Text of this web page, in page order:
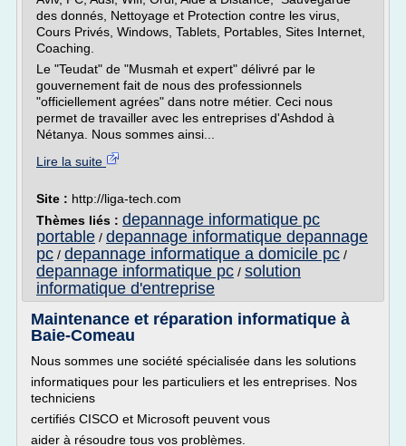
des donnés, Nettoyage et Protection contre les virus,
Cours Privés, Windows, Tablets, Portables, Sites Internet,
Coaching.
Le "Teudat" de "Musmah et expert" délivré par le
gouvernement fait de nous des professionnels
"officiellement agrées" dans notre métier. Ceci nous
permet de travailler avec les entreprises d'Ashdod à
Nétanya. Nous sommes ainsi...
Lire la suite
Site : http://liga-tech.com
Thèmes liés : depannage informatique pc
portable / depannage informatique depannage
pc / depannage informatique a domicile pc /
depannage informatique pc / solution
informatique d'entreprise
Maintenance et réparation informatique à
Baie-Comeau
Nous sommes une société spécialisée dans les solutions
informatiques pour les particuliers et les entreprises. Nos
techniciens
certifiés CISCO et Microsoft peuvent vous
aider à résoudre tous vos problèmes.